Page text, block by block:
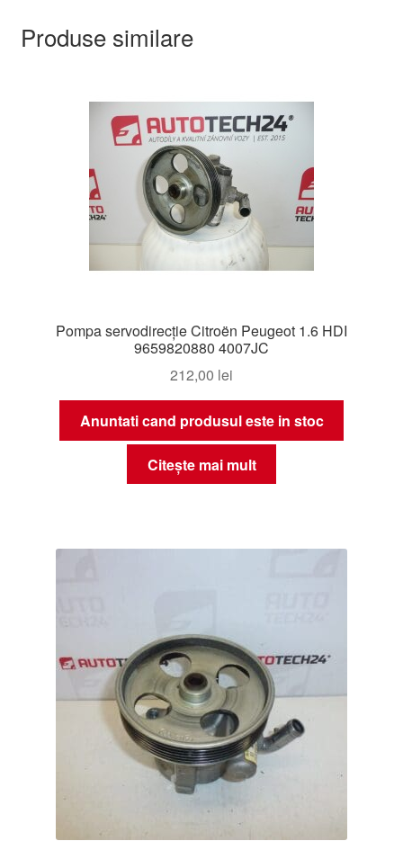
Produse similare
Pompa servodirecție Citroën Peugeot 1.6 HDI
9659820880 4007JC
212,00 lei
Anuntati cand produsul este in stoc
Citește mai mult